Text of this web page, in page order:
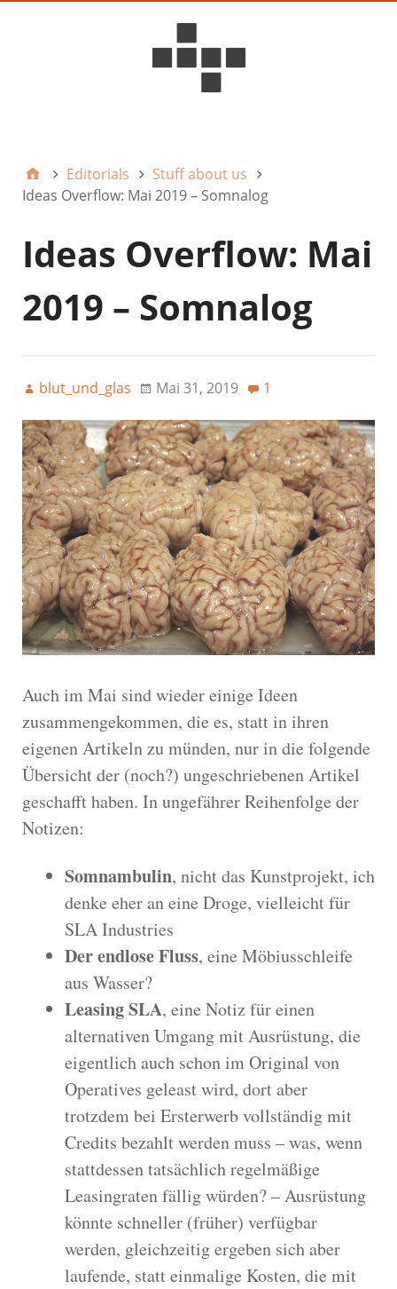
Editorials
Stuff about us
Ideas Overflow: Mai 2019 – Somnalog
Ideas Overflow: Mai
2019 – Somnalog
blut_und_glas Mai 31, 2019 1
Auch im Mai sind wieder einige Ideen
zusammengekommen, die es, statt in ihren
eigenen Artikeln zu münden, nur in die folgende
Übersicht der (noch?) ungeschriebenen Artikel
geschafft haben. In ungefährer Reihenfolge der
Notizen:
Somnambulin, nicht das Kunstprojekt, ich
denke eher an eine Droge, vielleicht für
SLA Industries
Der endlose Fluss, eine Möbiusschleife
aus Wasser?
Leasing SLA, eine Notiz für einen
alternativen Umgang mit Ausrüstung, die
eigentlich auch schon im Original von
Operatives geleast wird, dort aber
trotzdem bei Ersterwerb vollständig mit
Credits bezahlt werden muss – was, wenn
stattdessen tatsächlich regelmäßige
Leasingraten fällig würden? – Ausrüstung
könnte schneller (früher) verfügbar
werden, gleichzeitig ergeben sich aber
laufende, statt einmalige Kosten, die mit